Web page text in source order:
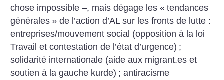
chose impossible –, mais dégage les « tendances
générales » de l’action d’AL sur les fronts de lutte :
entreprises/mouvement social (opposition à la loi
Travail et contestation de l’état d’urgence) ;
solidarité internationale (aide aux migrant.es et
soutien à la gauche kurde) ; antiracisme